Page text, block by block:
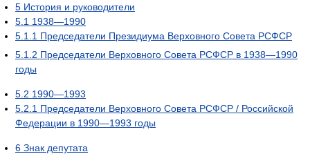
5 История и руководители
5.1 1938—1990
5.1.1 Председатели Президиума Верховного Совета РСФСР
5.1.2 Председатели Верховного Совета РСФСР в 1938—1990
годы
5.2 1990—1993
5.2.1 Председатели Верховного Совета РСФСР / Российской
Федерации в 1990—1993 годы
6 Знак депутата